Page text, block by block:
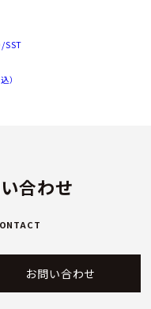
SST
）
合わせ
お問い合わせ